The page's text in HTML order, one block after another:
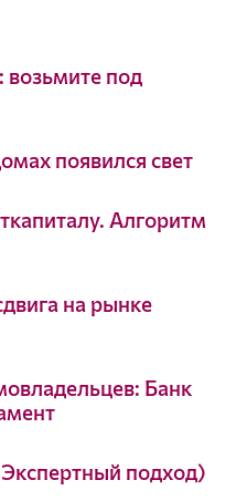
условия купли-
проверяем их
на этапе заключения
сфере
подход к работе.
нашим клиентам все
недвижимости.
подобрать квартиры
и коммерческую
необходимых,
чистоте
договоры и другие
сделки.
продавцов и
о
клиентов на
сделок с
возьмите под
появился свет
Алгоритм
на рынке
Банк
подход)